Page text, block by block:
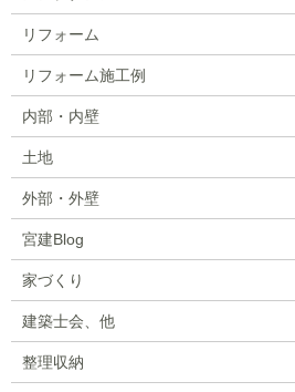
リフォーム
リフォーム施工例
内部・内壁
土地
外部・外壁
宮建Blog
家づくり
建築士会、他
整理収納